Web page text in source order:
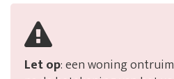
Let op: een woning